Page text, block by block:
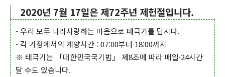
2020년 7월 17일은 제72주년 제헌절입니다.
- 우리 모두 나라사랑하는 마음으로 태극기를 답시다.
- 각 가정에서의 게양시간 : 07:00부터 18:00까지
※ 태극기는 「대한민국국기법」 제8조에 따라 매일·24시간
달 수도 있습니다.